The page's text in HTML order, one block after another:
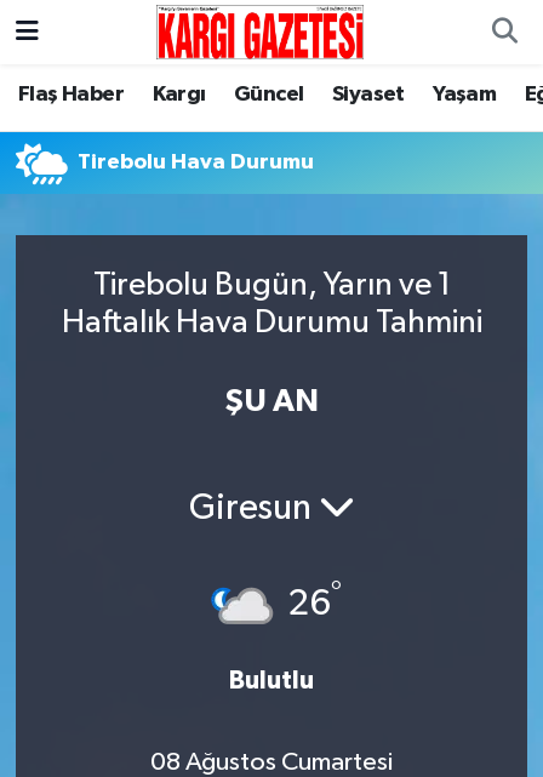
Flaş Haber Kargı Güncel Siyaset Yaşam
Tirebolu Hava Durumu
Tirebolu Bugün, Yarın ve 1
Haftalık Hava Durumu Tahmini
ŞU AN
Giresun
26°
Bulutlu
08 Ağustos Cumartesi
Flaş Haber
Kargı
Siyaset
Yaşam
Nöbetçi Eczaneler
Hava Durumu
Trafik Durumu
Süper Lig Puan Durumu ve Fikstür